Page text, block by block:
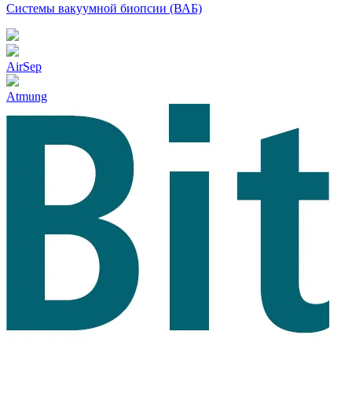
Системы вакуумной биопсии (ВАБ)
AirSep
Atmung